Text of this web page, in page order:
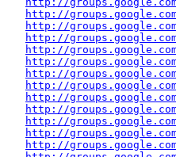
http://groups.google.com/
http://groups.google.com/
http://groups.google.com/
http://
http://groups.google.com/
http://groups.google.com/
http://
http://
http://groups.google.com/
http://groups.google.com/
http://
http://groups.google.com/